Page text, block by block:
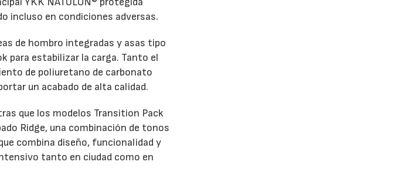
incluso en condiciones adversas.
de hombro integradas y asas tipo
para estabilizar la carga. Tanto el
de poliuretano de carbonato
un acabado de alta calidad.
que los modelos Transition Pack
Ridge, una combinación de tonos
combina diseño, funcionalidad y
tanto en ciudad como en